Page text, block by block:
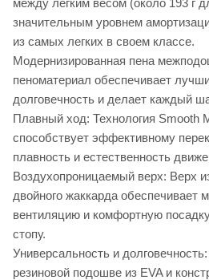
между легким весом (около 193 г
значительным уровнем
из самых легких в своем классе.
Модернизированная пена
пеноматериал обеспечивает
долговечность и делает каждый
Плавный ход: Технология Smooth
способствует эффективному
плавность и естественность
Воздухопроницаемый верх: Верх
двойного жаккарда обеспечивает
вентиляцию и комфортную
стопу.
Универсальность и
резиновой подошве из EVA и